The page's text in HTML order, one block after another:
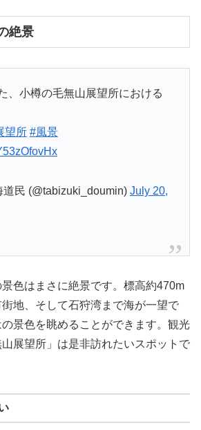
絶景
、小樽の毛無山展望所における
望所 #風景
民 (@tabizuki_doumin) July 20,
景色はまさに絶景です。標高約470m
地、そして石狩湾まで海が一望で
景色を眺めることができます。観光
展望所」は是非訪れたいスポットで